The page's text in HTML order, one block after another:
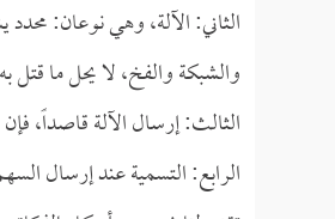
الثاني: الآلة، وهي نوعان:
والشبكة والفخ، لا يحل ما قتل
الثالث: إرسال الآلة قاصداً،
الرابع: التسمية عند إرسال